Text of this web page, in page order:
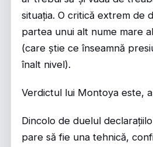
situația. O critică extrem de
partea unui alt nume mare
(care știe ce înseamnă
înalt nivel).
Verdictul lui Montoya este,
Dincolo de duelul
pare să fie una tehnică,